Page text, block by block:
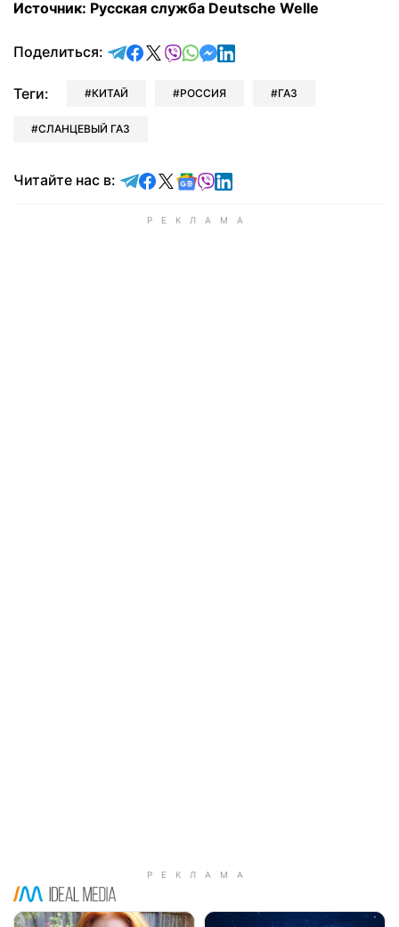
Источник: Pусская служба Deutsche Welle
Поделиться: отправить в Telegram
поделиться в Facebook
поделиться в X
отправить в Viber
отправить в Whatsapp
отправить в Messenger
отправить в LinkedIn
Теги: КИТАЙ РОССИЯ ГАЗ
СЛАНЦЕВЫЙ ГАЗ
Читайте нас в: Читайте в Telegram
Читайте в Facebook
Читайте в X
Читайте в Google news
Читайте в Viber
Читайте в LinkedIn